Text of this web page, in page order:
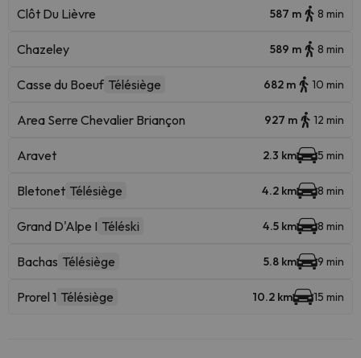
Clôt Du Lièvre 587 m 8 min
Chazeley 589 m 8 min
Casse du Boeuf Télésiège 682 m 10 min
Area Serre Chevalier Briançon 927 m 12 min
Aravet 2.3 km 5 min
Bletonet Télésiège 4.2 km 8 min
Grand D'Alpe I Téléski 4.5 km 8 min
Bachas Télésiège 5.8 km 9 min
Prorel 1 Télésiège 10.2 km 15 min